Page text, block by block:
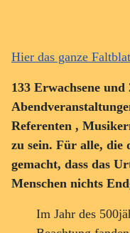
Hier das ganze
133 Erwachsene
Referenten ,
zu sein. Für alle, die
gemacht, dass das
Menschen nichts
Im Jahr des